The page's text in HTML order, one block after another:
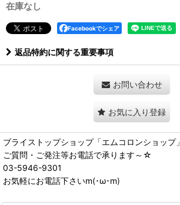
在庫なし
Facebookでシェア
返品特約に関する重要事項
お問い合わせ
お気に入り登録
ブライストップショップ「エムコロンショップ」
ご質問・ご発注等お電話で承ります～☆
03-5946-9301
お気軽にお電話下さいm(･ω･m)